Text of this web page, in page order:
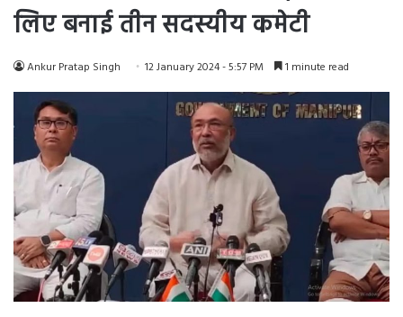
लिए बनाई तीन सदस्यीय कमेटी
Ankur Pratap Singh 12 January 2024 - 5:57 PM 1 minute read